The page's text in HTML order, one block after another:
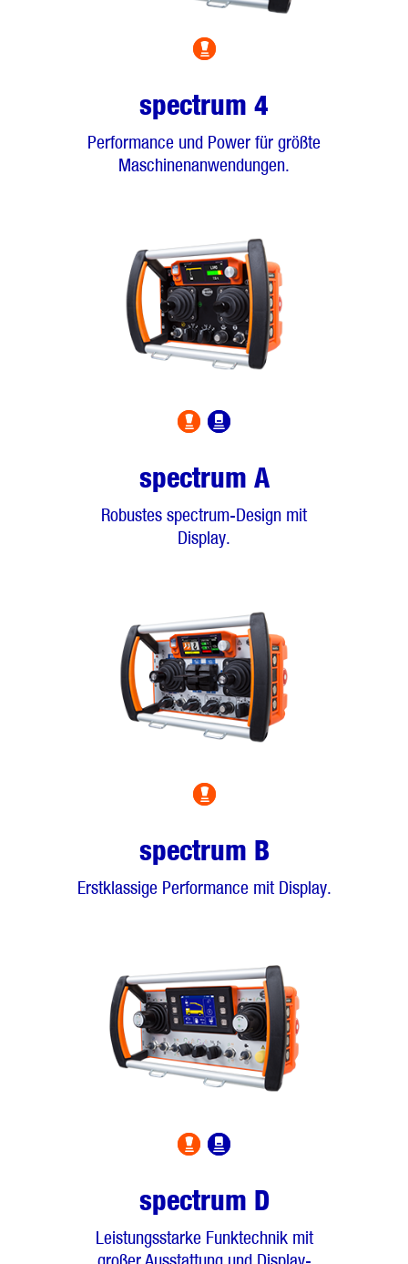
spectrum 4
Performance und Power für größte
Maschinenanwendungen.
spectrum A
Robustes spectrum-Design mit
Display.
spectrum B
Erstklassige Performance mit Display.
spectrum D
Leistungsstarke Funktechnik mit